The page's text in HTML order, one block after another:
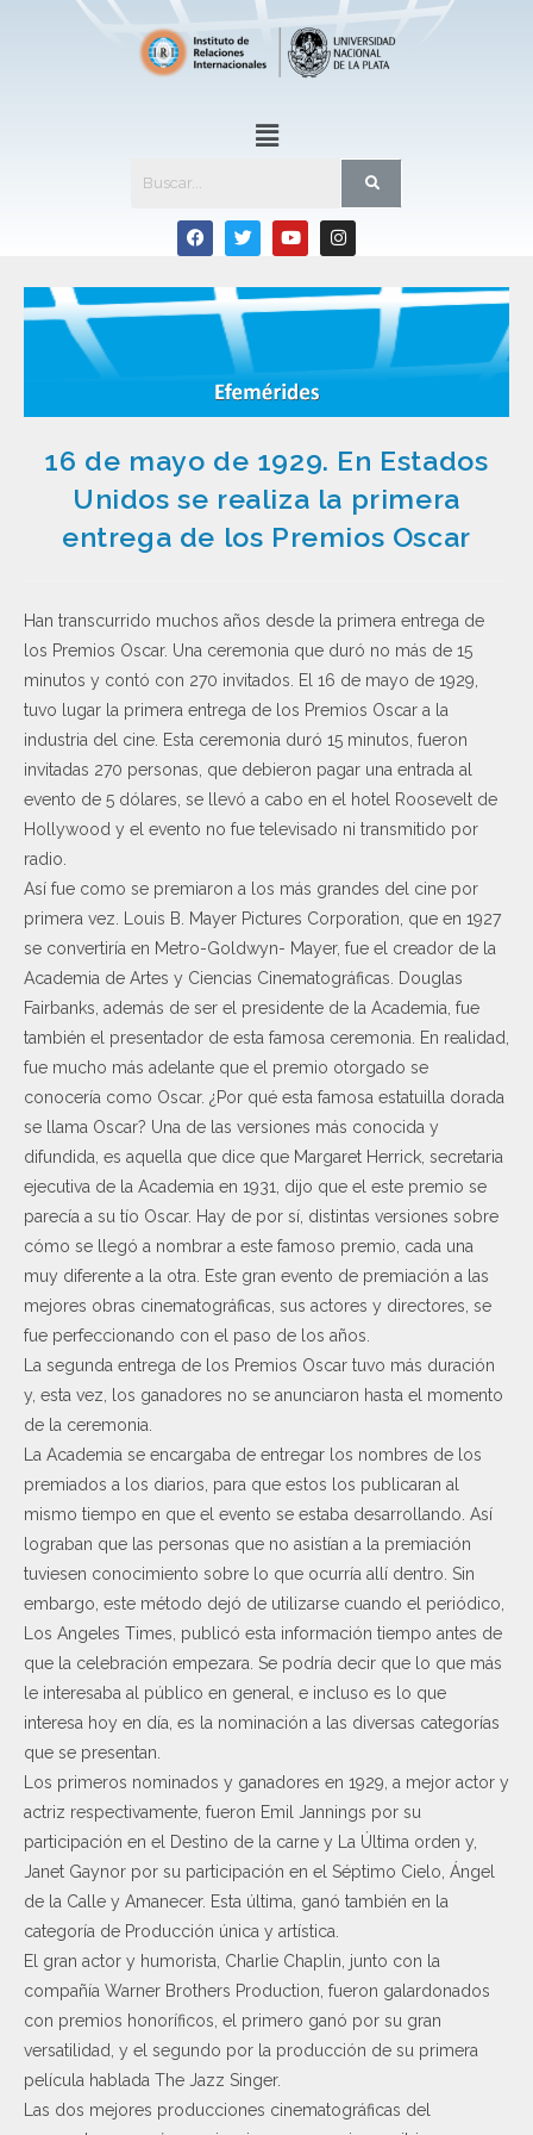
16 de mayo de 1929. En Estados
Unidos se realiza la primera
entrega de los Premios Oscar
Han transcurrido muchos años desde la primera entrega de
los Premios Oscar. Una ceremonia que duró no más de 15
minutos y contó con 270 invitados. El 16 de mayo de 1929,
tuvo lugar la primera entrega de los Premios Oscar a la
industria del cine. Esta ceremonia duró 15 minutos, fueron
invitadas 270 personas, que debieron pagar una entrada al
evento de 5 dólares, se llevó a cabo en el hotel Roosevelt de
Hollywood y el evento no fue televisado ni transmitido por
radio.
Así fue como se premiaron a los más grandes del cine por
primera vez. Louis B. Mayer Pictures Corporation, que en 1927
se convertiría en Metro-Goldwyn- Mayer, fue el creador de la
Academia de Artes y Ciencias Cinematográficas. Douglas
Fairbanks, además de ser el presidente de la Academia, fue
también el presentador de esta famosa ceremonia. En realidad,
fue mucho más adelante que el premio otorgado se
conocería como Oscar. ¿Por qué esta famosa estatuilla dorada
se llama Oscar? Una de las versiones más conocida y
difundida, es aquella que dice que Margaret Herrick, secretaria
ejecutiva de la Academia en 1931, dijo que el este premio se
parecía a su tío Oscar. Hay de por sí, distintas versiones sobre
cómo se llegó a nombrar a este famoso premio, cada una
muy diferente a la otra. Este gran evento de premiación a las
mejores obras cinematográficas, sus actores y directores, se
fue perfeccionando con el paso de los años.
La segunda entrega de los Premios Oscar tuvo más duración
y, esta vez, los ganadores no se anunciaron hasta el momento
de la ceremonia.
La Academia se encargaba de entregar los nombres de los
premiados a los diarios, para que estos los publicaran al
mismo tiempo en que el evento se estaba desarrollando. Así
lograban que las personas que no asistían a la premiación
tuviesen conocimiento sobre lo que ocurría allí dentro. Sin
embargo, este método dejó de utilizarse cuando el periódico,
Los Angeles Times, publicó esta información tiempo antes de
que la celebración empezara. Se podría decir que lo que más
le interesaba al público en general, e incluso es lo que
interesa hoy en día, es la nominación a las diversas categorías
que se presentan.
Los primeros nominados y ganadores en 1929, a mejor actor y
actriz respectivamente, fueron Emil Jannings por su
participación en el Destino de la carne y La Última orden y,
Janet Gaynor por su participación en el Séptimo Cielo, Ángel
de la Calle y Amanecer. Esta última, ganó también en la
categoría de Producción única y artística.
El gran actor y humorista, Charlie Chaplin, junto con la
compañía Warner Brothers Production, fueron galardonados
con premios honoríficos, el primero ganó por su gran
versatilidad, y el segundo por la producción de su primera
película hablada The Jazz Singer.
Las dos mejores producciones cinematográficas del